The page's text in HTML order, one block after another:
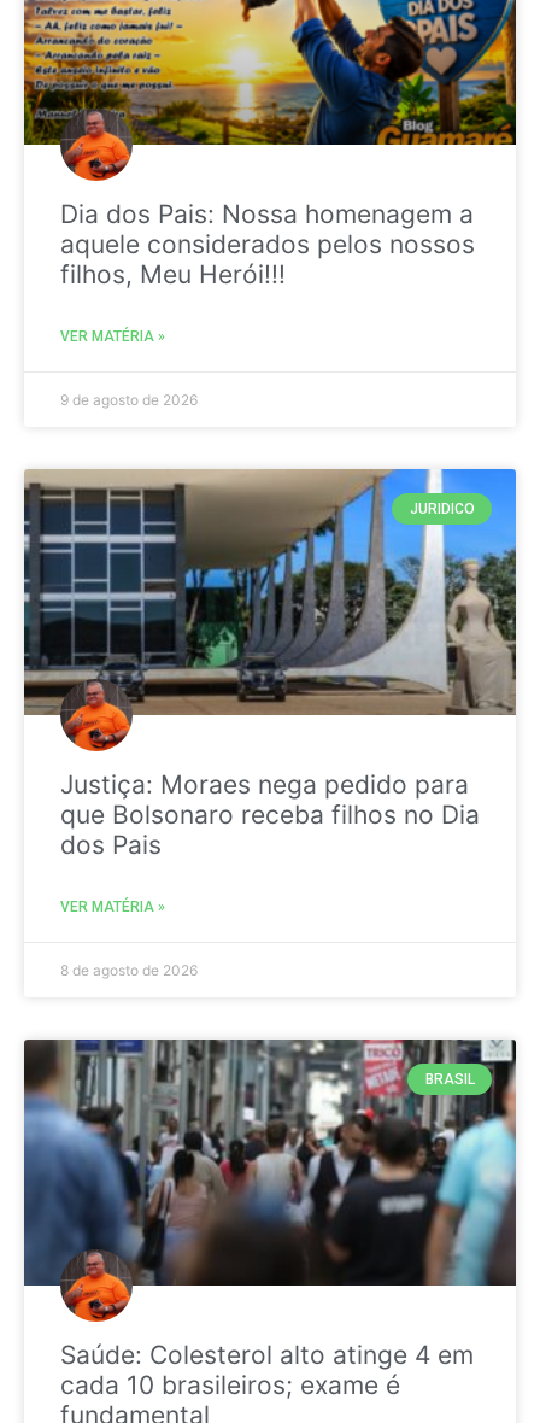
Dia dos Pais: Nossa homenagem a
aquele considerados pelos nossos
filhos, Meu Herói!!!
VER MATÉRIA »
9 de agosto de 2026
JURIDICO
Justiça: Moraes nega pedido para
que Bolsonaro receba filhos no Dia
dos Pais
VER MATÉRIA »
8 de agosto de 2026
BRASIL
Saúde: Colesterol alto atinge 4 em
cada 10 brasileiros; exame é
fundamental